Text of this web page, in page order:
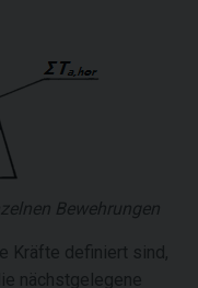
Bewehrungen
Kräfte definiert sind,
nächstgelegene